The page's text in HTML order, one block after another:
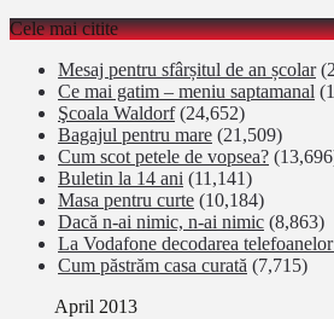
Cele mai citite
Mesaj pentru sfârșitul de an școlar
Ce mai gatim – meniu saptamanal
Şcoala Waldorf (24,652)
Bagajul pentru mare (21,509)
Cum scot petele de vopsea?
Buletin la 14 ani (11,141)
Masa pentru curte (10,184)
Dacă n-ai nimic, n-ai nimic (8,863)
La Vodafone decodarea
Cum păstrăm casa curată (7,715)
April 2013